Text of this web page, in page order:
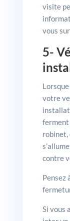
visite
vous
5-
votre
ferment
robinet,
contre
Pensez
Si vous